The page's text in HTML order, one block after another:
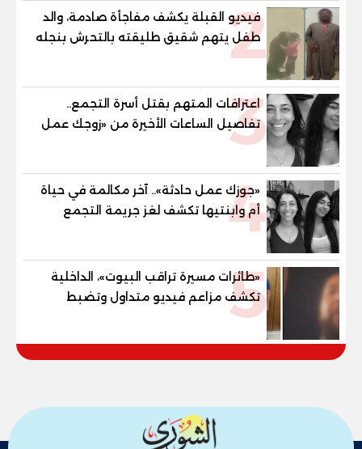
2
فيديو القبلة يكشف مفاجأة صادمة، والد
طفل يتهم شقيق طليقته بالتحرش بنجله
في القليوبية
3
اعترافات المتهم بقتل أسرة التجمع..
تفاصيل الساعات الأخيرة من «زوجك عمل
حادثة» حتى إطلاق النار
4
«جوزك عمل حادثة».. آخر مكالمة في حياة
أم وابنتيها تكشف لغز جريمة التجمع
الخامس
5
«طائرات مسيرة تراقب البيوت»، الداخلية
تكشف مزاعم فيديو متداول وتضبط
صاحبه المريض نفسيا